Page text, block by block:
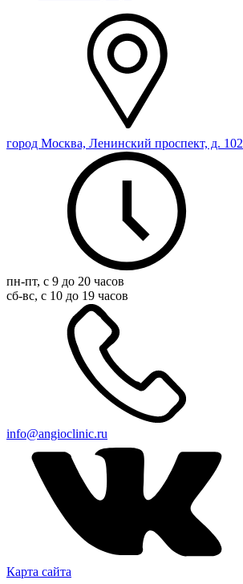
город Москва, Ленинский проспект, д. 102
пн-пт, с 9 до 20 часов
сб-вс, с 10 до 19 часов
info@angioclinic.ru
Карта сайта